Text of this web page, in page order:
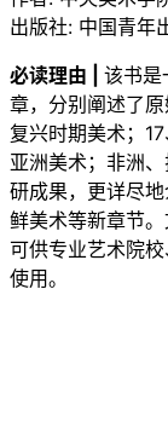
出版社: 中国青年
必读理由 | 该书是
章，分别阐述了
复兴时期美术；
亚洲美术；非洲
研成果，更详尽
鲜美术等新章节
可供专业艺术院
使用。